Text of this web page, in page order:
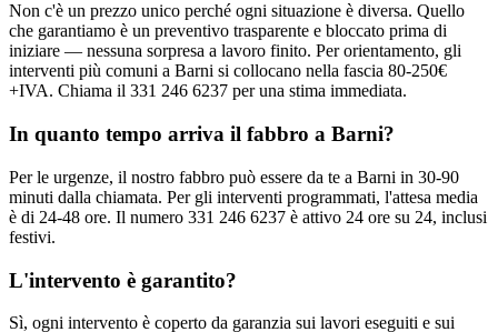
Non c'è un prezzo unico perché ogni situazione è diversa. Quello
che garantiamo è un preventivo trasparente e bloccato prima di
iniziare — nessuna sorpresa a lavoro finito. Per orientamento, gli
interventi più comuni a Barni si collocano nella fascia 80-250€
+IVA. Chiama il 331 246 6237 per una stima immediata.
In quanto tempo arriva il fabbro a Barni?
Per le urgenze, il nostro fabbro può essere da te a Barni in 30-90
minuti dalla chiamata. Per gli interventi programmati, l'attesa media
è di 24-48 ore. Il numero 331 246 6237 è attivo 24 ore su 24, inclusi
festivi.
L'intervento è garantito?
Sì, ogni intervento è coperto da garanzia sui lavori eseguiti e sui